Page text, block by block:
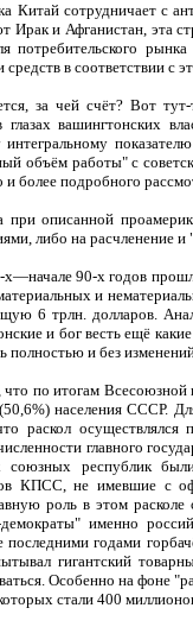
Китай сотрудничает с
Ирак и Афганистан, эта
потребительского
средств в соответствии с
за чей счёт? Вот
глазах вашингтонских
интегральному
объём работы" с
и более подробного
описанной
либо на расчленение
90-х годов
и
6 трлн. долларов.
и бог весть ещё
полностью и без
по итогам Всесоюзной
населения СССР.
раскол осуществлялся
главного
союзных республик
КПСС, не имевшие с
роль в этом расколе
демократы" именно
годами
гигантский
Особенно на фоне
стали 400